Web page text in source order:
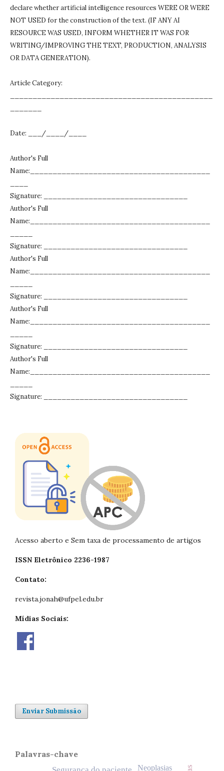
declare whether artificial intelligence resources WERE OR WERE
NOT USED for the construction of the text. (IF ANY AI
RESOURCE WAS USED, INFORM WHETHER IT WAS FOR
WRITING/IMPROVING THE TEXT, PRODUCTION, ANALYSIS
OR DATA GENERATION).
Article Category:
Date: ___/____/____
Author's Full
Name:________________________________________
Signature: ________________________________
Author's Full
Name:________________________________________
Signature: ________________________________
Author's Full
Name:________________________________________
Signature: ________________________________
Author's Full
Name:________________________________________
Signature: ________________________________
Author's Full
Name:________________________________________
Signature: ________________________________
Acesso aberto e Sem taxa de processamento de artigos
ISSN Eletrônico 2236-1987
Contato:
revista.jonah@ufpel.edu.br
Mídias Sociais:
Enviar Submissão
Palavras-chave
Neoplasias